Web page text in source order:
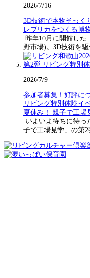
2026/7/16
3D技術で本物そっく
レプリカをつくる博
昨年10月に開館した
野市場)。3D技術を
2026/7/9
参加者募集！好評に
リビング特別体験イ
夏休み！ 親子で工場
いよいよ待ちに待っ
子で工場見学」の第